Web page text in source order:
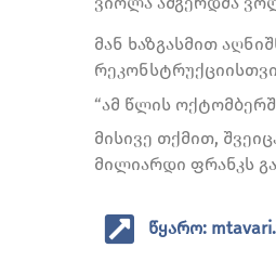
მან ხაზგასმით
“ამ წლის
მისივე თქმით,
მილიარდი ფრანკს
წყარო: